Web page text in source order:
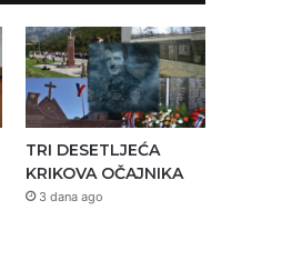
TRI DESETLJEĆA
KRIKOVA OČAJNIKA
3 dana ago